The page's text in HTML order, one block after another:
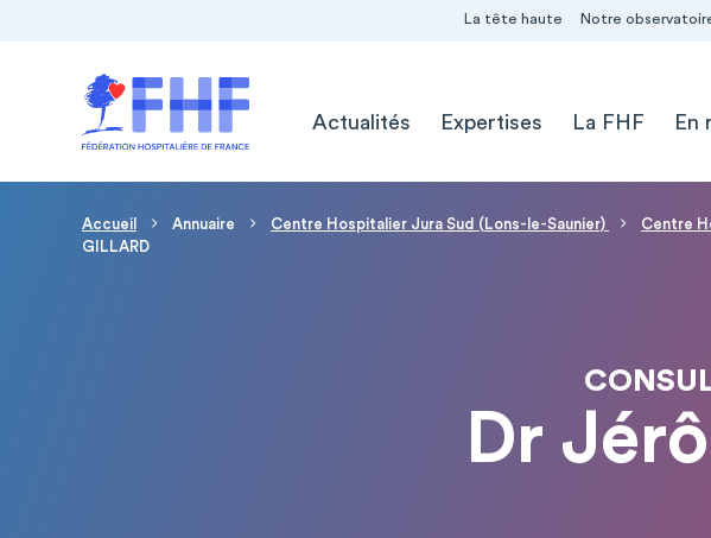
La tête haute Notre
Actualités
Expertises La FHF En
Fil d'Ariane
Accueil Annuaire Centre Hospitalier Jura Sud (Lons-le-Saunier) Centre
GILLARD
Dr